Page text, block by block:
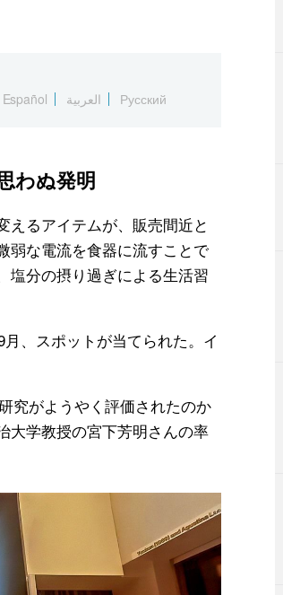
Español العربية Русский
わぬ発明
えるアイテムが、販売間近と
弱な電流を食器に流すことで
塩分の摂り過ぎによる生活習
、スポットが当てられた。イ
究がようやく評価されたのか
大学教授の宮下芳明さんの率